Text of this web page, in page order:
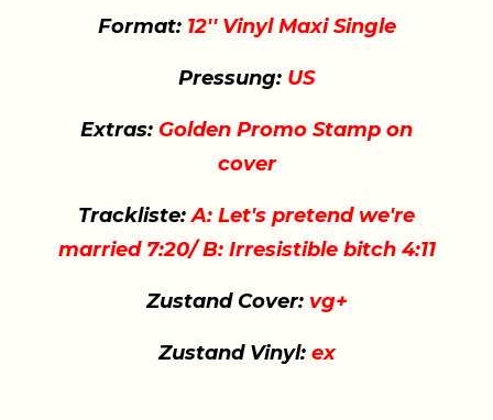
Format:12'' Vinyl Maxi Single
Pressung: US
Extras: Golden Promo Stamp on
cover
Trackliste:A: Let's pretend we're
married 7:20/ B: Irresistible bitch 4:11
Zustand Cover:vg+
Zustand Vinyl:ex